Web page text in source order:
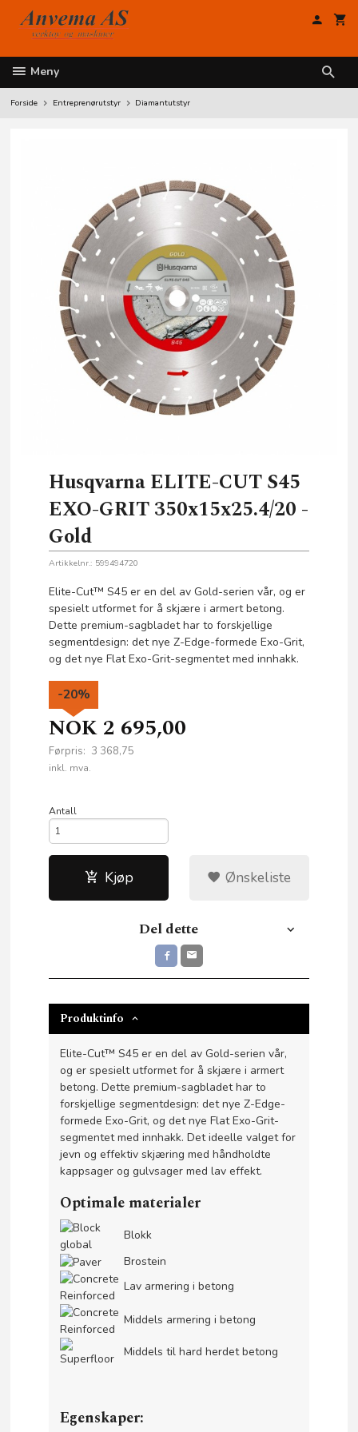
innholdet
Meny
Forside Entreprenørutstyr Diamantutstyr
Husqvarna ELITE-CUT S45
EXO-GRIT 350x15x25.4/20 -
Gold
Artikkelnr.: 599494720
Elite-Cut™ S45 er en del av Gold-serien vår, og er
spesielt utformet for å skjære i armert betong.
Dette premium-sagbladet har to forskjellige
segmentdesign: det nye Z-Edge-formede Exo-Grit,
og det nye Flat Exo-Grit-segmentet med innhakk.
NOK 2 695,00
Førpris: 3 368,75
Rabatt
-20%
inkl. mva.
Antall
Kjøp Ønskeliste
Del dette
Produktinfo
Elite-Cut™ S45 er en del av Gold-serien vår,
og er spesielt utformet for å skjære i armert
betong. Dette premium-sagbladet har to
forskjellige segmentdesign: det nye Z-Edge-
formede Exo-Grit, og det nye Flat Exo-Grit-
segmentet med innhakk. Det ideelle valget for
jevn og effektiv skjæring med håndholdte
kappsager og gulvsager med lav effekt.
Optimale materialer
Blokk
Brostein
Lav armering i betong
Middels armering i betong
Middels til hard herdet betong
Egenskaper: